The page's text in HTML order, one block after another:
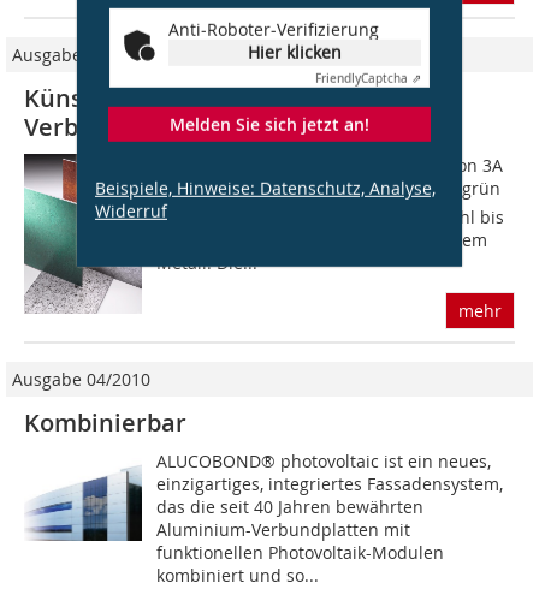
Anti-Roboter-Verifizierung
Hier klicken
FriendlyCaptcha ⇗
Melden Sie sich jetzt an!
Beispiele, Hinweise: Datenschutz, Analyse,
Widerruf
Ausgabe 8/9/2017
Künstliche Patina mit Aluminium-
Verbundplatten
Die neue Serie Alucobond® vintage von 3A
Composites imitiert echte Patina  von grün
angelaufenem Kupfer über Cortenstahl bis
zu verwaschenem Beton oder oxidiertem
Metall. Die...
mehr
Ausgabe 04/2010
Kombinierbar
ALUCOBOND® photovoltaic ist ein neues,
einzigartiges, integriertes Fassadensystem,
das die seit 40 Jahren bewährten
Aluminium-Verbundplatten mit
funktionellen Photovoltaik-Modulen
kombiniert und so...